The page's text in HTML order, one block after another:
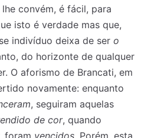
convém, é fácil, para
isto é verdade mas que,
indivíduo deixa de ser o
do horizonte de qualquer
O aforismo de Brancati, em
novamente: enquanto
, seguiram aquelas
de cor, quando